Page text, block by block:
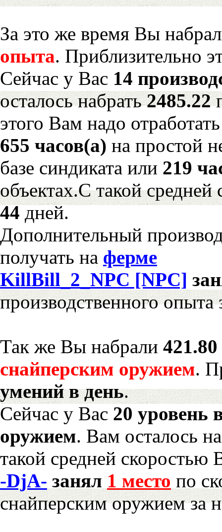
За это же время Вы
опыта. Приблизительно
Сейчас у Вас 14
осталось набрать2485.22
этого Вам надо отработать
655 часов(а) на простой
базе синдиката или 219
объектах.С такой средней
44дней.
Дополнительный
получать на ферме
KillBill_2_NPC [NPC]
производственного опыта
Так же Вы набрали
снайперским оружием.
умений в день.
Сейчас у Вас 20 уровень
оружием. Вам осталось
такой средней скоростью
-DjA- занял 1 место по
снайперским оружием за